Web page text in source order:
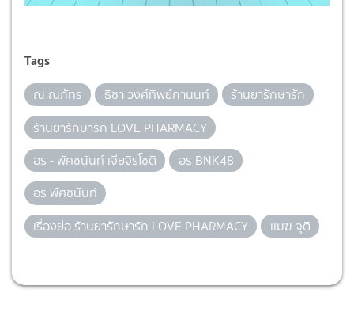
Tags
ณ ณภัทร ธิชา วงศ์ทิพย์กานนท์
ร้านยารักษารัก
ร้านยารักษารัก LOVE PHARMACY
อร - พัศชนันท์ เจียจิรโชติ
อร BNK48
อร พัศชนันท์
เรื่องย่อ ร้านยารักษารัก LOVE PHARMACY
เเมฆ จุติ